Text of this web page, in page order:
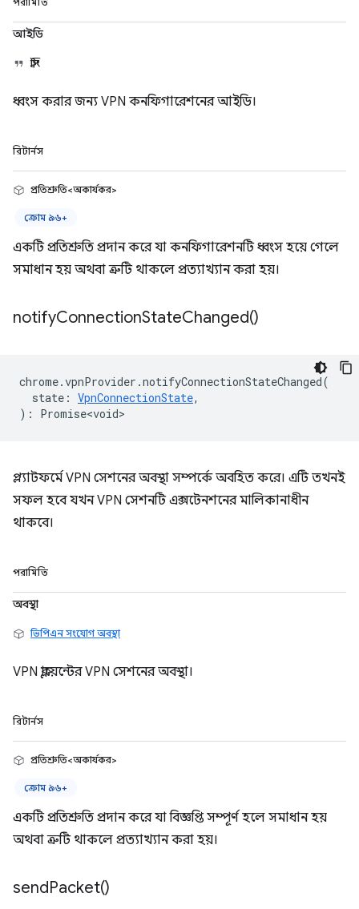
পরামিতি
আইডি
স্ট্রিং
ধ্বংস করার জন্য VPN কনফিগারেশনের আইডি।
রিটার্নস
প্রতিশ্রুতি<অকার্যকর>
ক্রোম ৯৬+
একটি প্রতিশ্রুতি প্রদান করে যা কনফিগারেশনটি ধ্বংস হয়ে গেলে
সমাধান হয় অথবা ত্রুটি থাকলে প্রত্যাখ্যান করা হয়।
notifyConnectionStateChanged()
chrome.vpnProvider .notifyConnectionStateChanged(
state : VpnConnectionState,
) : Promise<void>
প্ল্যাটফর্মে VPN সেশনের অবস্থা সম্পর্কে অবহিত করে। এটি তখনই
সফল হবে যখন VPN সেশনটি এক্সটেনশনের মালিকানাধীন
থাকবে।
পরামিতি
অবস্থা
ভিপিএন সংযোগ অবস্থা
VPN ক্লায়েন্টের VPN সেশনের অবস্থা।
রিটার্নস
প্রতিশ্রুতি<অকার্যকর>
ক্রোম ৯৬+
একটি প্রতিশ্রুতি প্রদান করে যা বিজ্ঞপ্তি সম্পূর্ণ হলে সমাধান হয়
অথবা ত্রুটি থাকলে প্রত্যাখ্যান করা হয়।
sendPacket()